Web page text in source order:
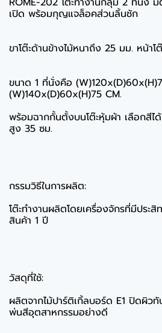
เปิด พร้อมกุญแจล็อคส่วนลิ้นชัก
ขาโต๊ะด้านข้างไม้หนาถึง 25 มม. หน้าโ
ขนาด 1 ที่นั่งคือ
(W)140x(D)60x(H)75 CM.
พร้อมฉากกั้นตั้งบนโต๊ะหุ้มผ้า เลือกสีไ
สูง 35 ซม.
กรรมวิธีในการผลิต:
โต๊ะทำงานผลิตโดยเครื่องจักรที่มีประสิ
สินค้า 1 ปี
วัสดุที่ใช้:
ผลิตจากไม้ปาร์ติเกิ้ลบอร์ด E1 ปิดผิว
พ่นสีอุตสาหกรรมอย่างดี